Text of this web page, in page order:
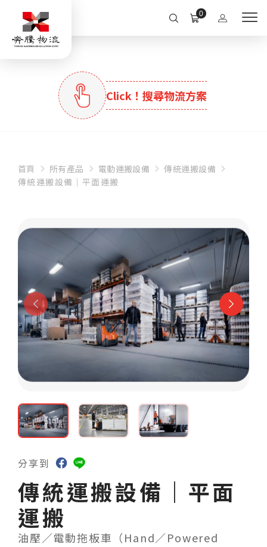
0
Click！搜尋物流方案
BEST
最佳物流方案
(複選)
解決缺工(30) 減輕疲勞(30)
增加產能(17) 作業安全(42)
彈性擴充(14) 設備場域整合(54)
跨樓搬運(8) 即時庫存(7)
防爆要求
(2) 租賃服務(21)
維修保養(41) 特殊客製(50)
首頁 所有產品 電動運搬設備
傳統運搬設備
傳統運搬設備｜平面運搬
分享到
傳統運搬設備｜平面
運搬
油壓／電動拖板車（Hand／Powered